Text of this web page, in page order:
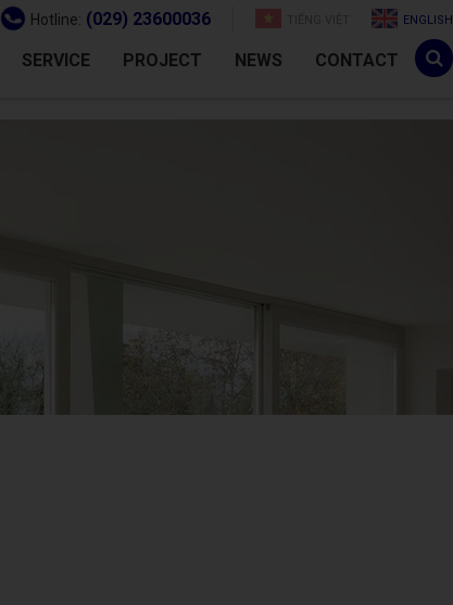
Hotline: (029) 23600036 ENGLISH
SERVICE PROJECT NEWS CONTACT